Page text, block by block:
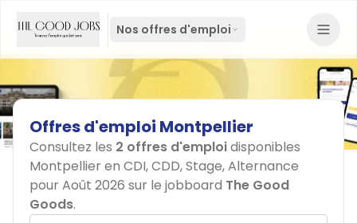
Nos offres d'emploi
Offresd'emploi Montpellier
Consultez les 2 offres d'emploidisponibles
Montpellier en CDI, CDD, Stage, Alternance
pour Août 2026 sur le jobboard The Good
Goods.
Rechercher par job, mot-clé ou entreprise